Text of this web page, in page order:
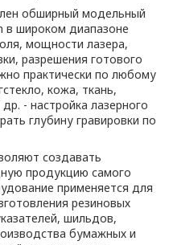
обширный модельный
в широком диапазоне
мощности лазера,
разрешения готового
практически по любому
кожа, ткань,
- настройка лазерного
глубину гравировки по
создавать
продукцию самого
применяется для
резиновых
шильдов,
бумажных и